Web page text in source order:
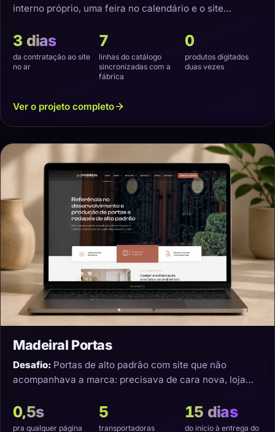
interno próprio, uma feira no calendário e o site
3 dias
da contratação ao site
no ar
7
linhas do catálogo
sincronizadas com a
fábrica
0
produtos digitados
duas vezes
Ver o projeto completo
Madeiral Portas
Desafio: Portas de alto padrão com site que não
acompanhava a marca: precisava de cara nova, loja
0,5s
pra qualquer página
5
transportadoras
15 dias
do início à entrega do